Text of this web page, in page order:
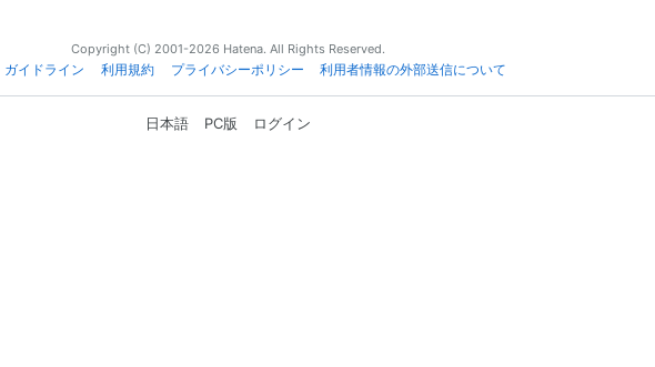
Copyright (C) 2001-2026 Hatena. All Rights Reserved.
ガイドライン 利用規約 プライバシーポリシー 利用者情報の外部送信について
日本語 PC版 ログイン